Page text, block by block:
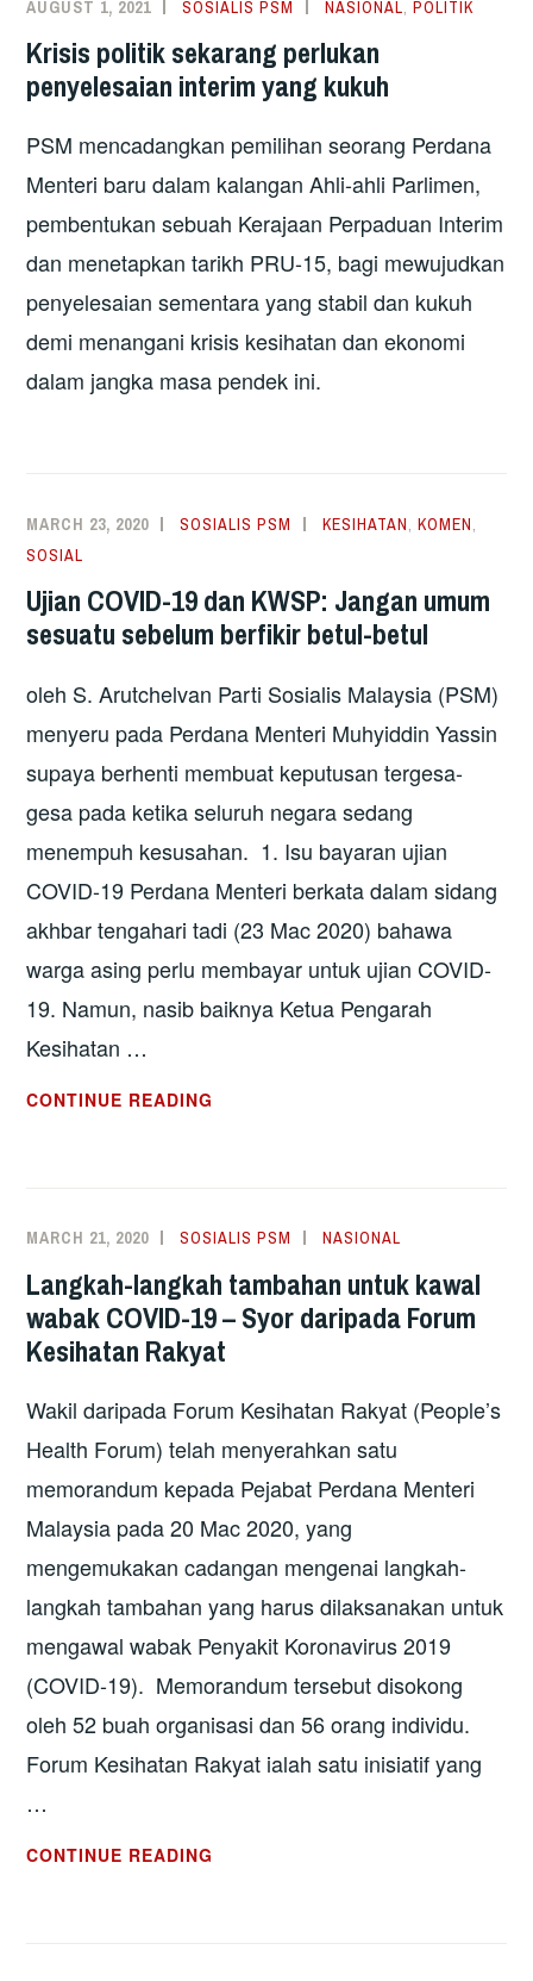
AUGUST 1, 2021 SOSIALIS PSM NASIONAL,POLITIK
Krisis politik sekarang perlukan
penyelesaian interim yang kukuh
PSM mencadangkan pemilihan seorang Perdana
Menteri baru dalam kalangan Ahli-ahli Parlimen,
pembentukan sebuah Kerajaan Perpaduan Interim
dan menetapkan tarikh PRU-15, bagi mewujudkan
penyelesaian sementara yang stabil dan kukuh
demi menangani krisis kesihatan dan ekonomi
dalam jangka masa pendek ini.
MARCH 23, 2020 SOSIALIS PSM KESIHATAN,KOMEN,
SOSIAL
Ujian COVID-19 dan KWSP: Jangan umum
sesuatu sebelum berfikir betul-betul
oleh S. Arutchelvan Parti Sosialis Malaysia (PSM)
menyeru pada Perdana Menteri Muhyiddin Yassin
supaya berhenti membuat keputusan tergesa-
gesa pada ketika seluruh negara sedang
menempuh kesusahan. 1. Isu bayaran ujian
COVID-19 Perdana Menteri berkata dalam sidang
akhbar tengahari tadi (23 Mac 2020) bahawa
warga asing perlu membayar untuk ujian COVID-
19. Namun, nasib baiknya Ketua Pengarah
Kesihatan …
CONTINUE READING
UMUM
SESUATU
SEBELUM
BETUL-
MARCH 21, 2020 SOSIALIS PSM NASIONAL
Langkah-langkah tambahan untuk kawal
wabak COVID-19 – Syor daripada Forum
Kesihatan Rakyat
Wakil daripada Forum Kesihatan Rakyat (People’s
Health Forum) telah menyerahkan satu
memorandum kepada Pejabat Perdana Menteri
Malaysia pada 20 Mac 2020, yang
mengemukakan cadangan mengenai langkah-
langkah tambahan yang harus dilaksanakan untuk
mengawal wabak Penyakit Koronavirus 2019
(COVID-19). Memorandum tersebut disokong
oleh 52 buah organisasi dan 56 orang individu.
Forum Kesihatan Rakyat ialah satu inisiatif yang
…
CONTINUE READING